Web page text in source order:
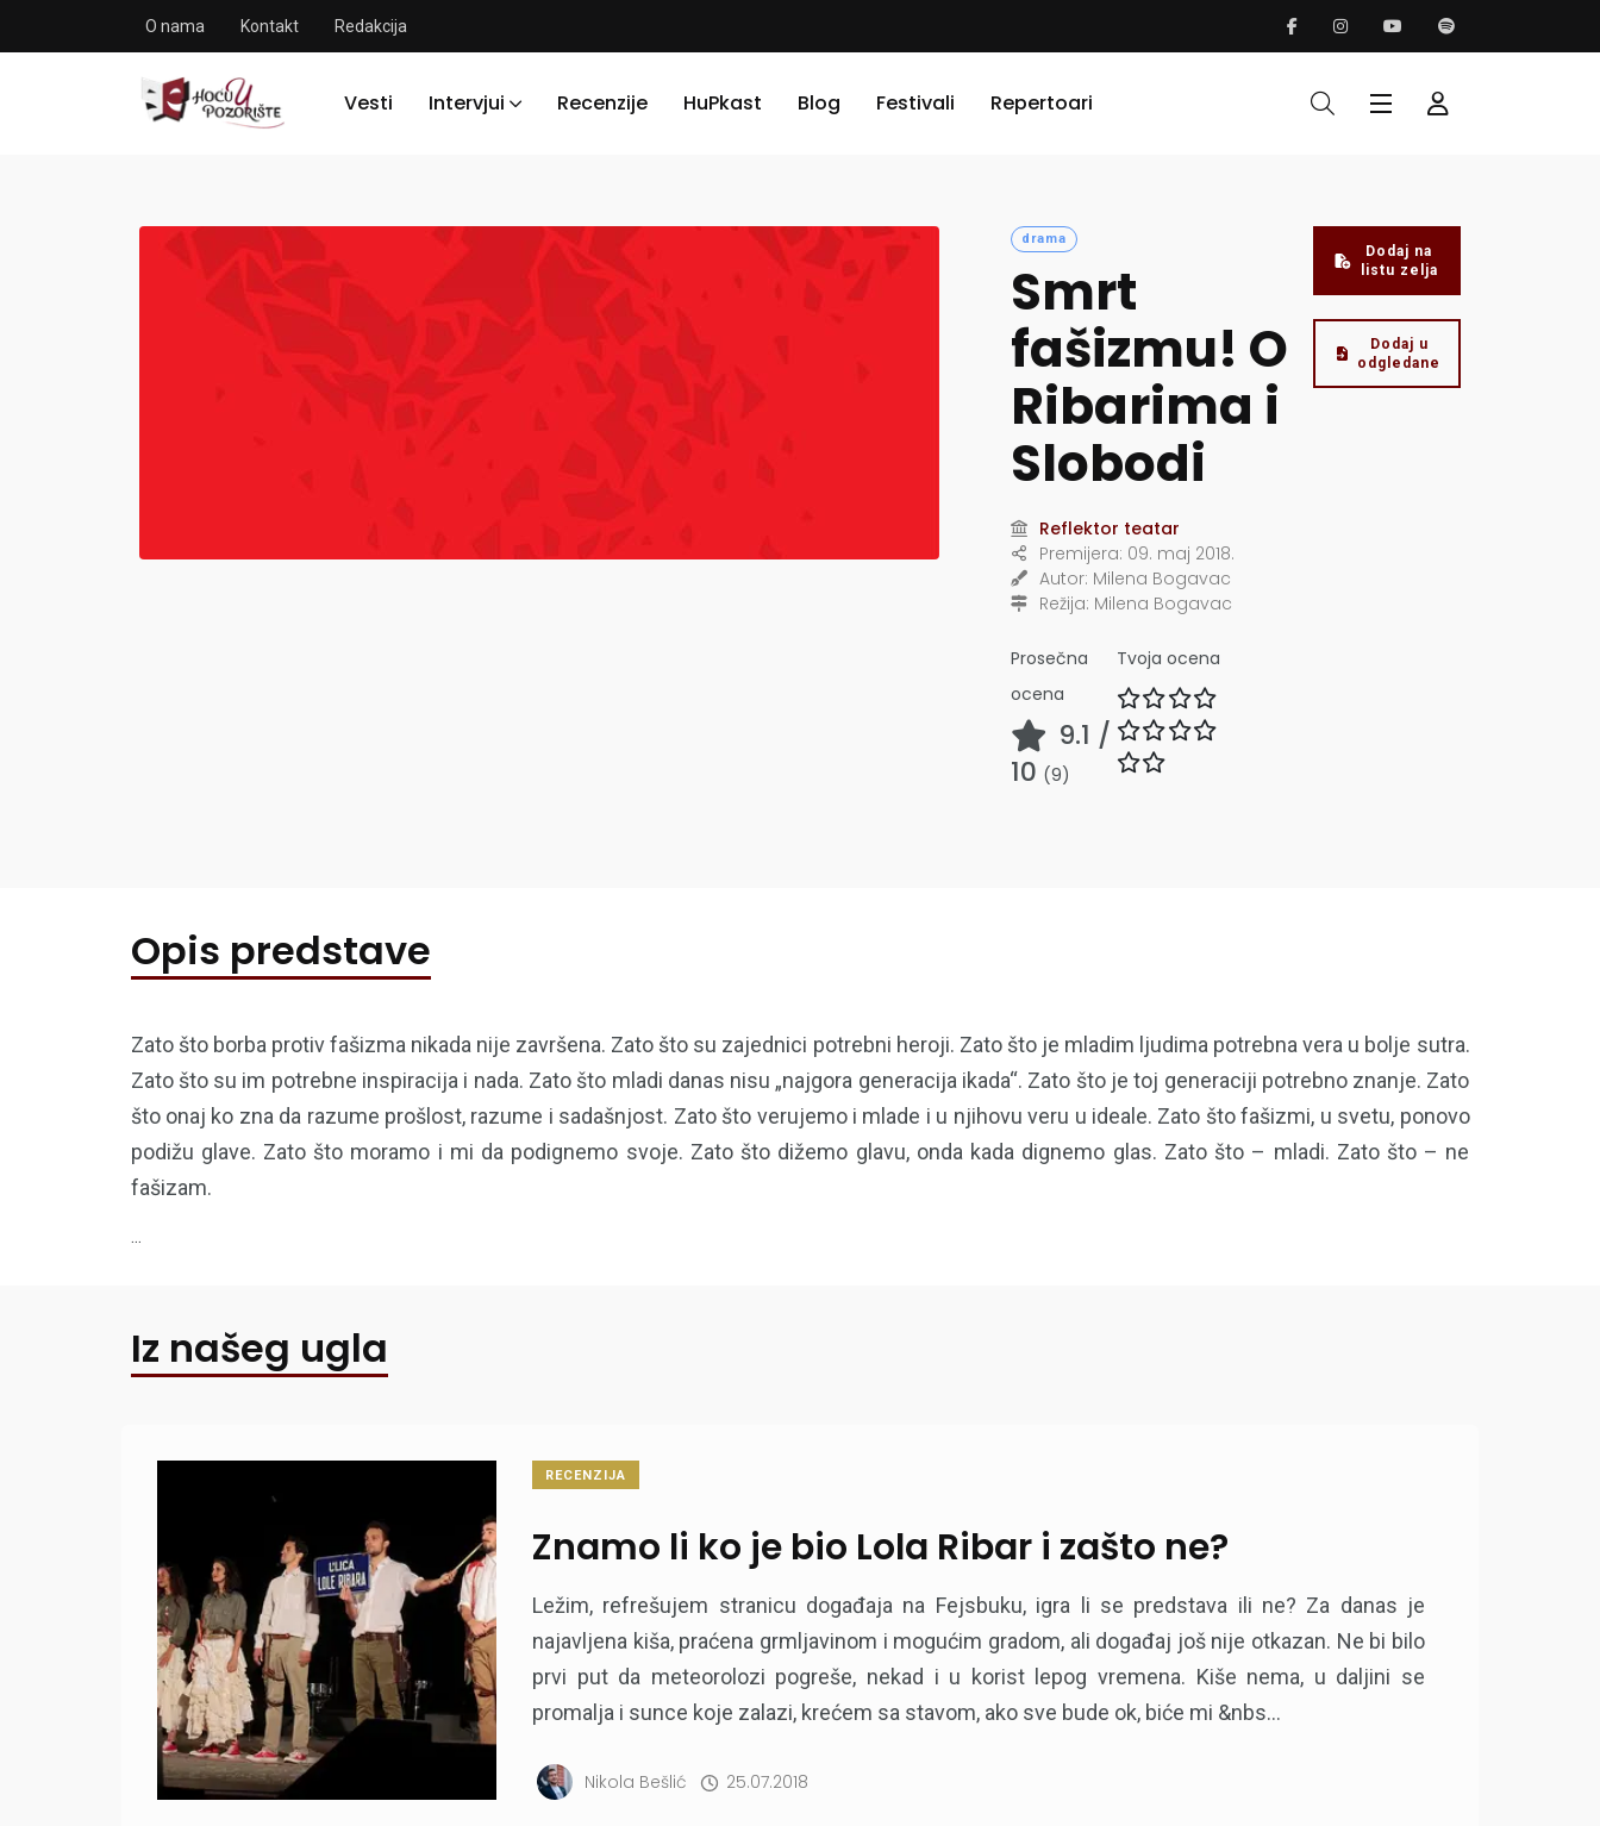
O nama Kontakt Redakcija
Vesti Intervjui Recenzije HuPkast Blog Festivali Repertoari
drama
Smrt
fašizmu! O
Ribarima i
Slobodi
Reflektor teatar
Premijera: 09. maj 2018.
Autor: Milena Bogavac
Režija: Milena Bogavac
Prosečna
ocena
9.1 /
10 (9)
Tvoja ocena
Dodaj na
listu zelja
Dodaj u
odgledane
Opis predstave
Zato što borba protiv fašizma nikada nije završena. Zato što su zajednici potrebni heroji. Zato što je mladim ljudima potrebna vera u bolje sutra.
Zato što su im potrebne inspiracija i nada. Zato što mladi danas nisu „najgora generacija ikada“. Zato što je toj generaciji potrebno znanje. Zato
što onaj ko zna da razume prošlost, razume i sadašnjost. Zato što verujemo i mlade i u njihovu veru u ideale. Zato što fašizmi, u svetu, ponovo
podižu glave. Zato što moramo i mi da podignemo svoje. Zato što dižemo glavu, onda kada dignemo glas. Zato što – mladi. Zato što – ne
fašizam.
...
Iz našeg ugla
RECENZIJA
Znamo li ko je bio Lola Ribar i zašto ne?
Ležim, refrešujem stranicu događaja na Fejsbuku, igra li se predstava ili ne? Za danas je
najavljena kiša, praćena grmljavinom i mogućim gradom, ali događaj još nije otkazan. Ne bi bilo
prvi put da meteorolozi pogreše, nekad i u korist lepog vremena. Kiše nema, u daljini se
promalja i sunce koje zalazi, krećem sa stavom, ako sve bude ok, biće mi &nbs...
Nikola Bešlić 25.07.2018